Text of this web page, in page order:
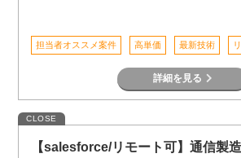
担当者オススメ案件 高単価 最新技術
詳細を見る
CLOSE
【salesforce/リモート可】通信製